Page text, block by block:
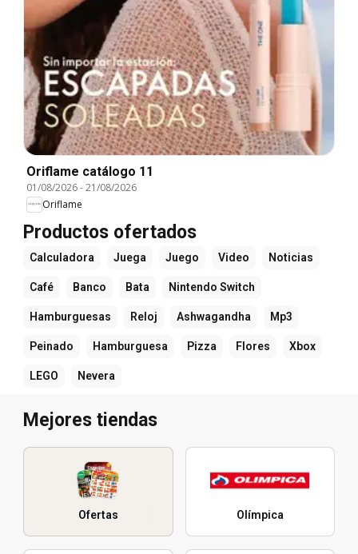
Oriflame catálogo 11
01/08/2026-21/08/2026
Oriflame
Productos ofertados
Calculadora Juega Juego Video Noticias
Café Banco Bata Nintendo Switch
Hamburguesas Reloj Ashwagandha Mp3
Peinado Hamburguesa Pizza Flores Xbox
LEGO Nevera
Mejores tiendas
Ofertas Olímpica